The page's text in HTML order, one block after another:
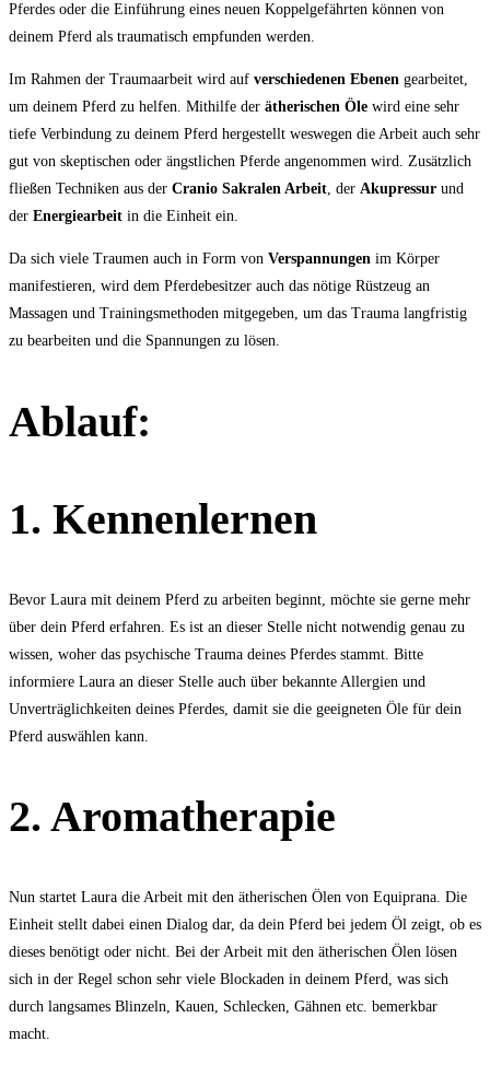
Pferdes oder die Einführung eines neuen Koppelgefährten können von
deinem Pferd als traumatisch empfunden werden.
Im Rahmen der Traumaarbeit wird auf verschiedenen Ebenen gearbeitet,
um deinem Pferd zu helfen. Mithilfe der ätherischen Öle wird eine sehr
tiefe Verbindung zu deinem Pferd hergestellt weswegen die Arbeit auch sehr
gut von skeptischen oder ängstlichen Pferde angenommen wird. Zusätzlich
fließen Techniken aus der Cranio Sakralen Arbeit, der Akupressur und
der Energiearbeit in die Einheit ein.
Da sich viele Traumen auch in Form von Verspannungen im Körper
manifestieren, wird dem Pferdebesitzer auch das nötige Rüstzeug an
Massagen und Trainingsmethoden mitgegeben, um das Trauma langfristig
zu bearbeiten und die Spannungen zu lösen.
Ablauf:
1. Kennenlernen
Bevor Laura mit deinem Pferd zu arbeiten beginnt, möchte sie gerne mehr
über dein Pferd erfahren. Es ist an dieser Stelle nicht notwendig genau zu
wissen, woher das psychische Trauma deines Pferdes stammt. Bitte
informiere Laura an dieser Stelle auch über bekannte Allergien und
Unverträglichkeiten deines Pferdes, damit sie die geeigneten Öle für dein
Pferd auswählen kann.
2. Aromatherapie
Nun startet Laura die Arbeit mit den ätherischen Ölen von Equiprana. Die
Einheit stellt dabei einen Dialog dar, da dein Pferd bei jedem Öl zeigt, ob es
dieses benötigt oder nicht. Bei der Arbeit mit den ätherischen Ölen lösen
sich in der Regel schon sehr viele Blockaden in deinem Pferd, was sich
durch langsames Blinzeln, Kauen, Schlecken, Gähnen etc. bemerkbar
macht.